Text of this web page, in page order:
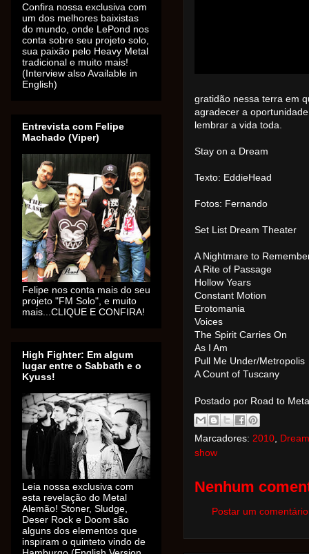
gratidão nessa terra em
agradecer a
lembrar a vida toda.
Stay on a Dream
Texto: EddieHead
Fotos: Fernando
Set List Dream Theater
A Nightmare to
A Rite of Passage
Hollow Years
Constant Motion
Erotomania
Voices
The Spirit Carries On
As I Am
Pull Me Under/Metropolis
A Count of Tuscany
Postado por Road to
Marcadores: 2010
show
Nenhum
Postar um comentário
Confira nossa exclusiva com
um dos melhores baixistas
do mundo, onde LePond nos
conta sobre seu projeto solo,
sua paixão pelo Heavy Metal
tradicional e muito mais!
(Interview also Available in
English)
Entrevista com Felipe
Machado (Viper)
Felipe nos conta mais do seu
projeto "FM Solo", e muito
mais...CLIQUE E CONFIRA!
High Fighter: Em algum
lugar entre o Sabbath e o
Kyuss!
Leia nossa exclusiva com
esta revelação do Metal
Alemão! Stoner, Sludge,
Deser Rock e Doom são
alguns dos elementos que
inspiram o quinteto vindo de